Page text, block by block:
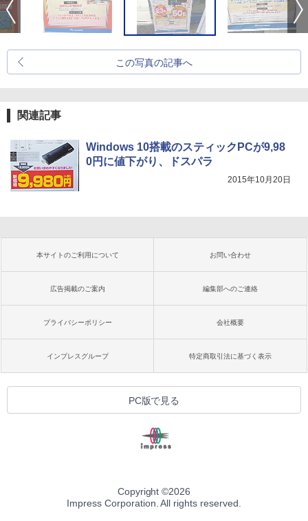
この写真の記事へ
関連記事
Windows 10搭載のスティックPCが9,98
0円に値下がり、ドスパラ
2015年10月20日
本サイトのご利用について お問い合わせ
広告掲載のご案内 編集部へのご連絡
プライバシーポリシー 会社概要
インプレスグループ 特定商取引法に基づく表示
PC版で見る
Copyright ©2026
Impress Corporation. All rights reserved.